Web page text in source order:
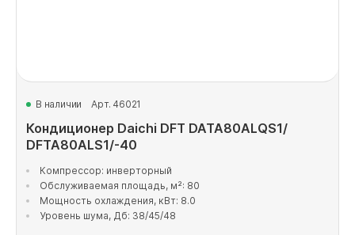
В наличии Арт. 46021
Кондиционер Daichi DFT DATA80ALQS1/
DFTA80ALS1/-40
Компрессор: инверторный
Обслуживаемая площадь, м²: 80
Мощность охлаждения, кВт: 8.0
Уровень шума, Дб: 38/45/48